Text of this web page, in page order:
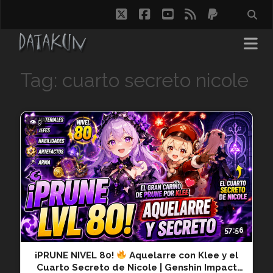
twitterfacebook
youtube
rss paypal
Tag: cuarto secreto nicole
57:56
👁 9
¡PRUNE NIVEL 80!
Aquelarre con Klee y el
Cuarto Secreto de Nicole | Genshin Impact